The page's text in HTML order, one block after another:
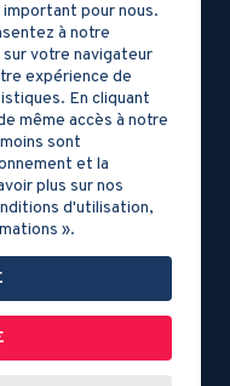
pour nous.
à notre
votre navigateur
expérience de
En cliquant
même accès à notre
sont
et la
plus sur nos
d'utilisation,
».